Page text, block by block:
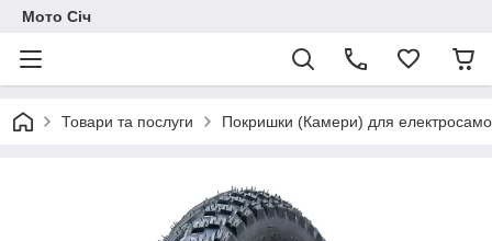
Мото Січ
Товари та послуги Покришки (Камери) для